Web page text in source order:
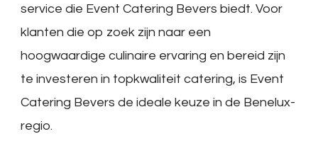
service die Event Catering Bevers biedt. Voor
klanten die op zoek zijn naar een
hoogwaardige culinaire ervaring en bereid zijn
te investeren in topkwaliteit catering, is Event
Catering Bevers de ideale keuze in de Benelux-
regio.